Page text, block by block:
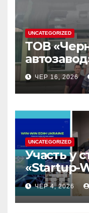
UNCATEGORIZED
ТОВ
ЧЕР 16, 2026
UNCATEGORIZED
Участь у
«Startup-
2026» —
розвитку
ЧЕР 4, 2026